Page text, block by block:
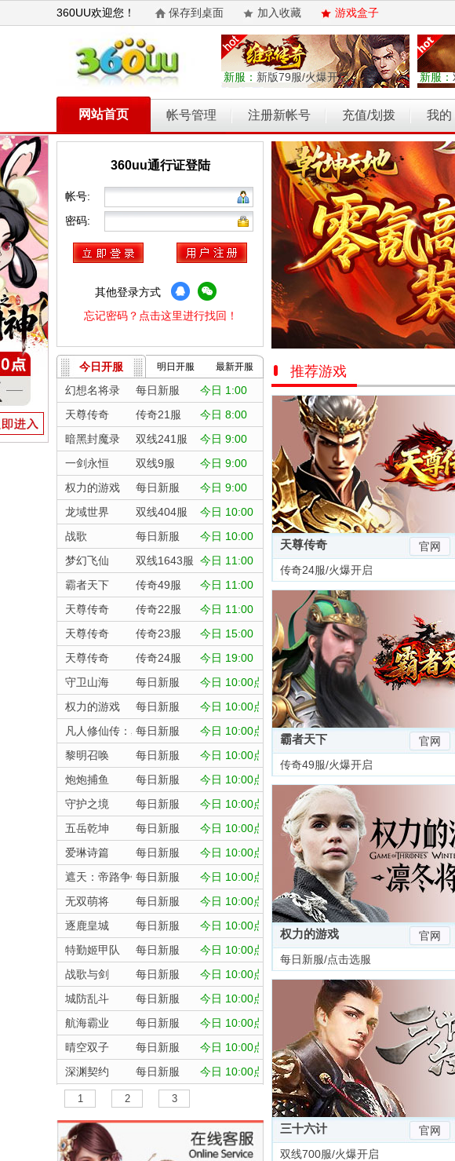
360UU欢迎您！ 保存到桌面 加入收藏 游戏盒子
新服： 新版79服/火爆开启 新服：
网站首页 帐号管理 注册新帐号 充值/划拨 我的
360uu通行证登陆
帐号:
密码:
其他登录方式
忘记密码？点击这里进行找回！
今日开服 明日开服 最新开服
幻想名将录 每日新服
今日 1:00
天尊传奇
传奇21服
今日 8:00
暗黑封魔录
双线241服
今日 9:00
一剑永恒
双线9服
今日 9:00
权力的游戏
每日新服
今日 9:00
龙域世界
双线404服
今日 10:00
战歌
每日新服
今日 10:00
梦幻飞仙
双线1643服 今日 11:00
霸者天下
传奇49服
今日 11:00
天尊传奇
传奇22服
今日 11:00
天尊传奇
传奇23服
今日 15:00
天尊传奇
传奇24服
今日 19:00
守卫山海
每日新服
今日 10:00点
权力的游戏
每日新服
今日 10:00点
凡人修仙传：星海飞驰
每日新服
今日 10:00点
黎明召唤
每日新服
今日 10:00点
炮炮捕鱼
每日新服
今日 10:00点
守护之境
每日新服
今日 10:00点
五岳乾坤
每日新服
今日 10:00点
爱琳诗篇
每日新服
今日 10:00点
遮天：帝路争锋每日新服
今日 10:00点
无双萌将
每日新服
今日 10:00点
逐鹿皇城
每日新服
今日 10:00点
特勤姬甲队
每日新服
今日 10:00点
战歌与剑
每日新服
今日 10:00点
城防乱斗
每日新服
今日 10:00点
航海霸业
每日新服
今日 10:00点
晴空双子
每日新服
今日 10:00点
深渊契约
每日新服
今日 10:00点
坠落守望者
每日新服
正中靶心
每日新服
今日 10:00点
神兵奇迹
今日 10:00点
1 2 3
乾坤天地
开天西游
霸者归来
权力的游戏
维京传奇
推荐游戏
天尊传奇 官网
传奇24服/火爆开启
霸者天下 官网
传奇49服/火爆开启
权力的游戏 官网
每日新服/点击选服
三十六计 官网
双线700服/火爆开启